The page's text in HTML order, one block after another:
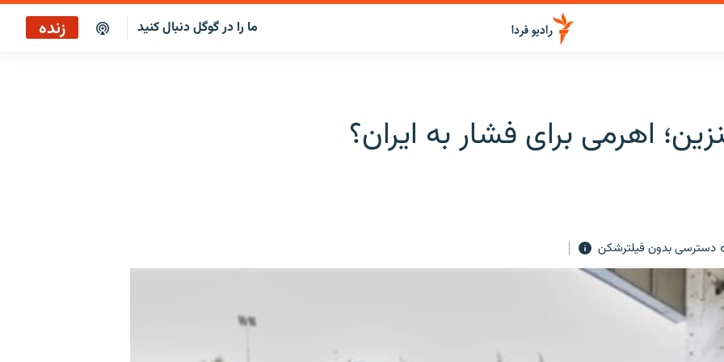
ما را در گوگل دنبال کنید زنده
اهرمی برای فشار به ايران؟
دسترسی بدون فیلترشکن